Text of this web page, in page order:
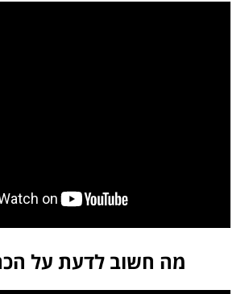
מה חשוב לדעת על